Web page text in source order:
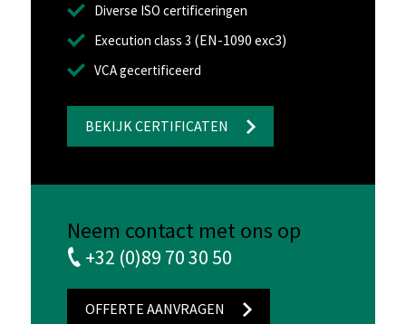
Diverse ISO certificeringen
Execution class 3 (EN-1090 exc3)
VCA gecertificeerd
BEKIJK CERTIFICATEN
Neem contact met ons op
+32 (0)89 70 30 50
OFFERTE AANVRAGEN